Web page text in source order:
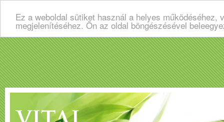
Ez a weboldal sütiket használ a helyes
megjelenítéséhez. Ön az oldal böngészésével